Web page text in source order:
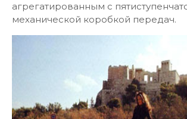
агрегатированным с
механической коробкой передач.